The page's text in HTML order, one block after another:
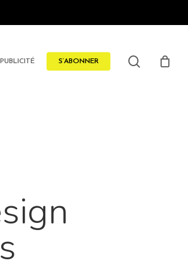
PUBLICITÉ S’ABONNER search